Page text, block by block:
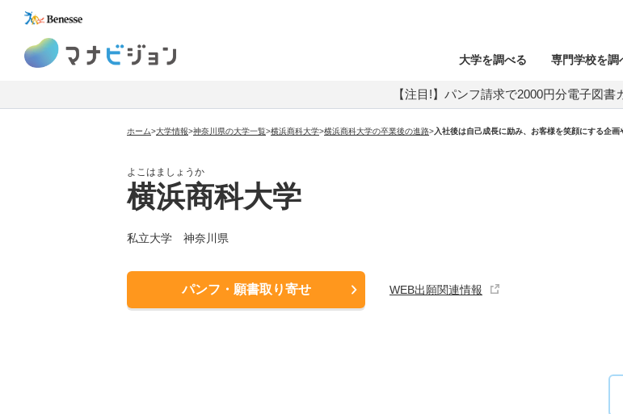
大学を調べる 専門学校を調
【注目!】パンフ請求で2000円分電子図書
ホーム>大学情報>神奈川県の大学一覧>横浜商科大学>横浜商科大学の卒業後の進路>入社後は自己成長に励み、お客様を笑顔にする企
よこはましょうか
横浜商科大学
私立大学 神奈川県
パンフ・願書取り寄せ WEB出願関連情報